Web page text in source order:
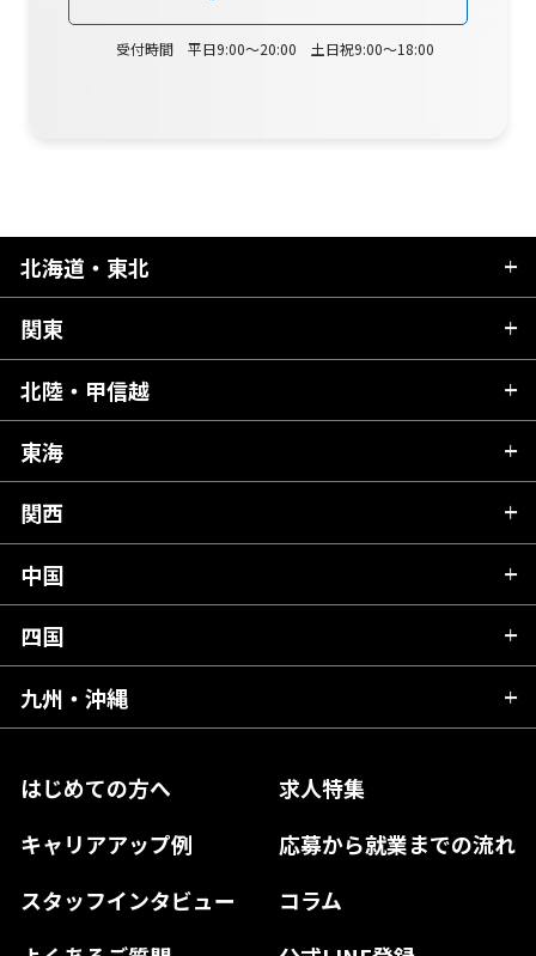
受付時間 平日9:00～20:00 土日祝9:00～18:00
はじめての方へ
求人特集
キャリアアップ例
応募から就業までの流れ
スタッフインタビュー
コラム
北海道・東北
北海道
青森県
秋田県
岩手県
宮城県
福島県
関東
茨城県
栃木県
群馬県
千葉県
東京都
神奈川県
北陸・甲信越
新潟県
富山県
石川県
山梨県
長野県
東海
岐阜県
静岡県
愛知県
関西
滋賀県
京都府
大阪府
奈良県
和歌山県
中国
広島県
岡山県
島根県
山口県
四国
愛媛県
高知県
徳島県
九州・沖縄